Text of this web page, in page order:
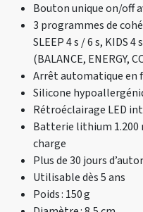
Bouton unique on/off
3 programmes de
SLEEP 4 s / 6 s, KIDS
(BALANCE, ENERGY,
Arrêt automatique en
Silicone
Rétroéclairage LED
Batterie lithium 1.200
charge
Plus de 30 jours
Utilisable dès 5 ans
Poids : 150 g